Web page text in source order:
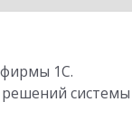
1С.